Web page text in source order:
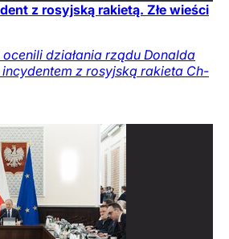
z rosyjską rakietą. Złe wieści
działania rządu Donalda
z rosyjską rakieta Ch-